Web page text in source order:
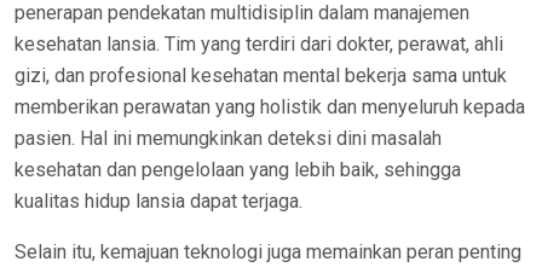
penerapan pendekatan multidisiplin dalam manajemen
kesehatan lansia. Tim yang terdiri dari dokter, perawat, ahli
gizi, dan profesional kesehatan mental bekerja sama untuk
memberikan perawatan yang holistik dan menyeluruh kepada
pasien. Hal ini memungkinkan deteksi dini masalah
kesehatan dan pengelolaan yang lebih baik, sehingga
kualitas hidup lansia dapat terjaga.
Selain itu, kemajuan teknologi juga memainkan peran penting